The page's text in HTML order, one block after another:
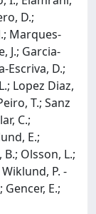
D.;
Marques-
J.; Garcia-
Escriva, D.;
Lopez Diaz,
T.; Sanz
C.;
E.;
Olsson, L.;
P. -
Gencer, E.;